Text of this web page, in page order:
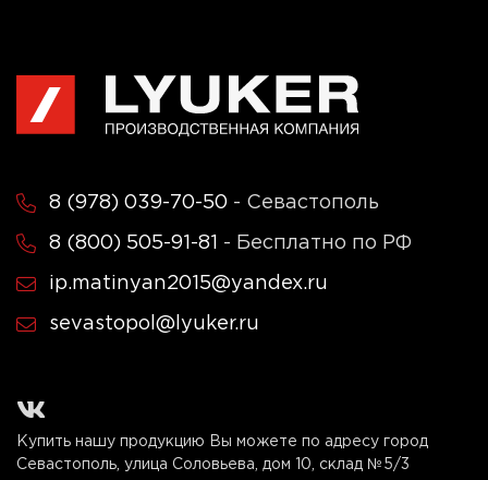
8 (978) 039-70-50 - Севастополь
8 (800) 505-91-81 - Бесплатно по РФ
ip.matinyan2015@yandex.ru
sevastopol@lyuker.ru
Купить нашу продукцию Вы можете по адресу город
Севастополь, улица Соловьева, дом 10, склад №5/3